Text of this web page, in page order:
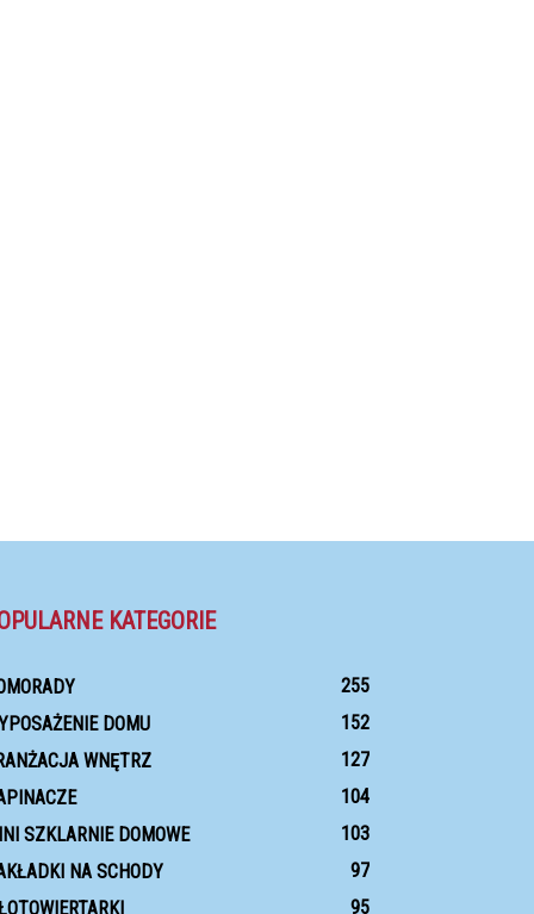
KATEGORIE
255
DOMU
152
WNĘTRZ
127
104
SZKLARNIE DOMOWE
103
NA SCHODY
97
95